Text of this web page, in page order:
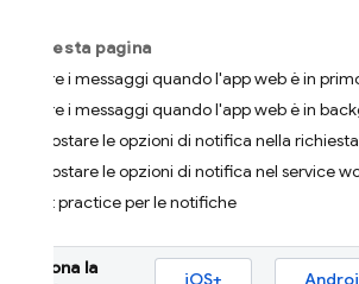
Su questa pagina
Gestire i messaggi quando l'app web è in
Gestire i messaggi quando l'app web è in
Impostare le opzioni di notifica nella
Impostare le opzioni di notifica nel service
Best practice per le notifiche
Seleziona la
iOS+